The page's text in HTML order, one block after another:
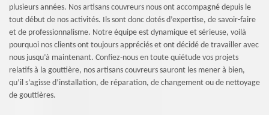
plusieurs années. Nos artisans couvreurs nous ont accompagné depuis le
tout début de nos activités. Ils sont donc dotés d’expertise, de savoir-faire
et de professionnalisme. Notre équipe est dynamique et sérieuse, voilà
pourquoi nos clients ont toujours appréciés et ont décidé de travailler avec
nous jusqu’à maintenant. Confiez-nous en toute quiétude vos projets
relatifs à la gouttière, nos artisans couvreurs sauront les mener à bien,
qu’il s’agisse d’installation, de réparation, de changement ou de nettoyage
de gouttières.